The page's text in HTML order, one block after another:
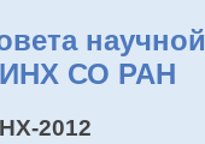
научной
СО РАН
2012